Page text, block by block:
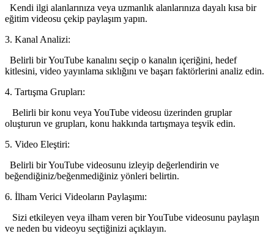
Kendi ilgi alanlarınıza veya uzmanlık alanlarınıza dayalı kısa bir
eğitim videosu çekip paylaşım yapın.
3. Kanal Analizi:
Belirli bir YouTube kanalını seçip o kanalın içeriğini, hedef
kitlesini, video yayınlama sıklığını ve başarı faktörlerini analiz edin.
4. Tartışma Grupları:
Belirli bir konu veya YouTube videosu üzerinden gruplar
oluşturun ve grupları, konu hakkında tartışmaya teşvik edin.
5. Video Eleştiri:
Belirli bir YouTube videosunu izleyip değerlendirin ve
beğendiğiniz/beğenmediğiniz yönleri belirtin.
6. İlham Verici Videoların Paylaşımı:
Sizi etkileyen veya ilham veren bir YouTube videosunu paylaşın
ve neden bu videoyu seçtiğinizi açıklayın.